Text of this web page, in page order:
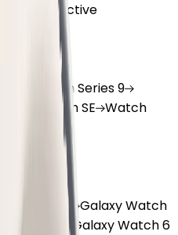
Watch 5 Active
WatchSeries 9
WatchSE Watch
Watch Ultra GalaxyWatch
GalaxyWatch 6